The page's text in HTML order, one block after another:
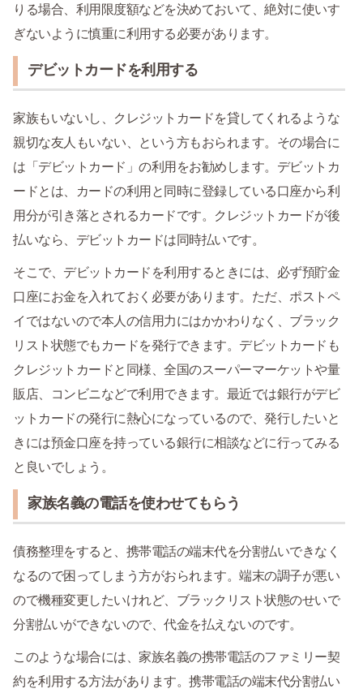
りる場合、利用限度額などを決めておいて、絶対に使いす
ぎないように慎重に利用する必要があります。
デビットカードを利用する
家族もいないし、クレジットカードを貸してくれるような
親切な友人もいない、という方もおられます。その場合に
は「デビットカード」の利用をお勧めします。デビットカ
ードとは、カードの利用と同時に登録している口座から利
用分が引き落とされるカードです。クレジットカードが後
払いなら、デビットカードは同時払いです。
そこで、デビットカードを利用するときには、必ず預貯金
口座にお金を入れておく必要があります。ただ、ポストペ
イではないので本人の信用力にはかかわりなく、ブラック
リスト状態でもカードを発行できます。デビットカードも
クレジットカードと同様、全国のスーパーマーケットや量
販店、コンビニなどで利用できます。最近では銀行がデビ
ットカードの発行に熱心になっているので、発行したいと
きには預金口座を持っている銀行に相談などに行ってみる
と良いでしょう。
家族名義の電話を使わせてもらう
債務整理をすると、携帯電話の端末代を分割払いできなく
なるので困ってしまう方がおられます。端末の調子が悪い
ので機種変更したいけれど、ブラックリスト状態のせいで
分割払いができないので、代金を払えないのです。
このような場合には、家族名義の携帯電話のファミリー契
約を利用する方法があります。携帯電話の端末代分割払い